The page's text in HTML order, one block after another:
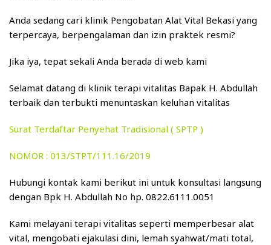
Anda sedang cari klinik Pengobatan Alat Vital Bekasi yang
terpercaya, berpengalaman dan izin praktek resmi?
Jika iya, tepat sekali Anda berada di web kami
Selamat datang di klinik terapi vitalitas Bapak H. Abdullah
terbaik dan terbukti menuntaskan keluhan vitalitas
Surat Terdaftar Penyehat Tradisional ( SPTP )
NOMOR : 013/STPT/111.16/2019
Hubungi kontak kami berikut ini untuk konsultasi langsung
dengan Bpk H. Abdullah No hp. 0822.6111.0051
Kami melayani terapi vitalitas seperti memperbesar alat
vital, mengobati ejakulasi dini, lemah syahwat/mati total,